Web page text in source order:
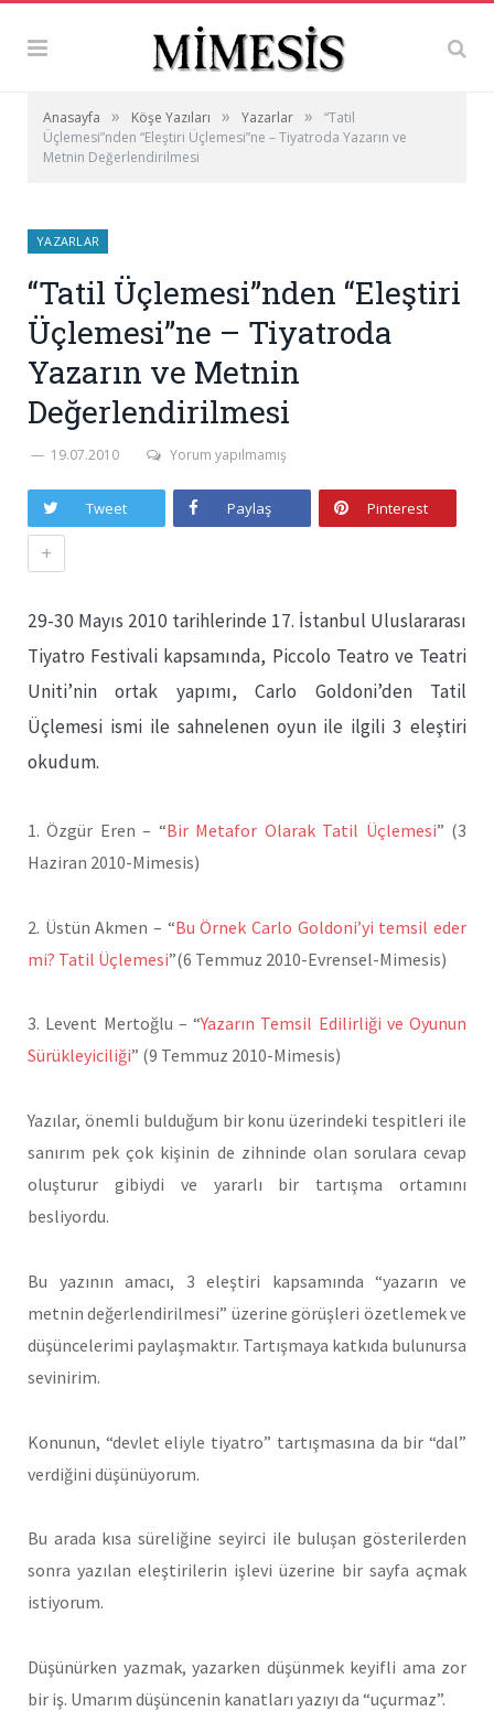
Anasayfa » Köşe Yazıları » Yazarlar »
“Tatil
Üçlemesi”nden “Eleştiri Üçlemesi”ne – Tiyatroda Yazarın ve
Metnin Değerlendirilmesi
YAZARLAR
“Tatil Üçlemesi”nden “Eleştiri
Üçlemesi”ne – Tiyatroda
Yazarın ve Metnin
Değerlendirilmesi
19.07.2010 Yorum yapılmamış
Tweet Paylaş Pinterest
+
29-30 Mayıs 2010 tarihlerinde 17. İstanbul Uluslararası
Tiyatro Festivali kapsamında, Piccolo Teatro ve Teatri
Uniti’nin ortak yapımı, Carlo Goldoni’den Tatil
Üçlemesi ismi ile sahnelenen oyun ile ilgili 3 eleştiri
okudum.
1. Özgür Eren – “Bir Metafor Olarak Tatil Üçlemesi” (3
Haziran 2010-Mimesis)
2. Üstün Akmen – “Bu Örnek Carlo Goldoni’yi temsil eder
mi? Tatil Üçlemesi”(6 Temmuz 2010-Evrensel-Mimesis)
3. Levent Mertoğlu – “Yazarın Temsil Edilirliği ve Oyunun
Sürükleyiciliği” (9 Temmuz 2010-Mimesis)
Yazılar, önemli bulduğum bir konu üzerindeki tespitleri ile
sanırım pek çok kişinin de zihninde olan sorulara cevap
oluşturur gibiydi ve yararlı bir tartışma ortamını
besliyordu.
Bu yazının amacı, 3 eleştiri kapsamında “yazarın ve
metnin değerlendirilmesi” üzerine görüşleri özetlemek ve
düşüncelerimi paylaşmaktır. Tartışmaya katkıda bulunursa
sevinirim.
Konunun, “devlet eliyle tiyatro” tartışmasına da bir “dal”
verdiğini düşünüyorum.
Bu arada kısa süreliğine seyirci ile buluşan gösterilerden
sonra yazılan eleştirilerin işlevi üzerine bir sayfa açmak
istiyorum.
Düşünürken yazmak, yazarken düşünmek keyifli ama zor
bir iş. Umarım düşüncenin kanatları yazıyı da “uçurmaz”.